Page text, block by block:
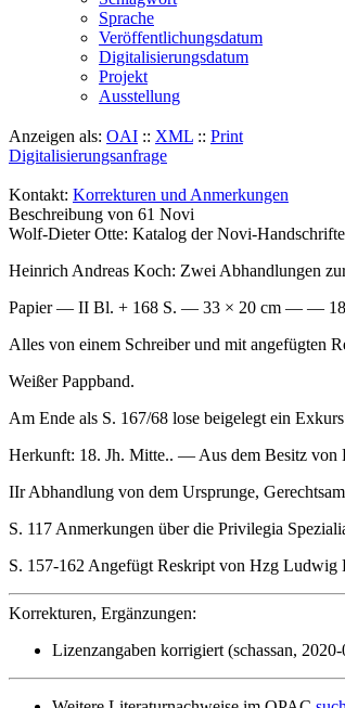
Sprache
Veröffentlichungsdatum
Digitalisierungsdatum
Projekt
Ausstellung
Anzeigen als: OAI :: XML :: Print
Digitalisierungsanfrage
Kontakt: Korrekturen und Anmerkungen
Beschreibung von 61 Novi
Wolf-Dieter Otte: Katalog der Novi-
Heinrich Andreas Koch: Zwei Abhandlungen
Papier — II Bl. + 168 S. — 33 × 20 cm — —
Alles von einem Schreiber und mit angefügten
Weißer Pappband.
Am Ende als S. 167/68 lose beigelegt ein
Herkunft: 18. Jh. Mitte.. — Aus dem Besitz von
IIr Abhandlung von dem Ursprunge,
S. 117 Anmerkungen über die Privilegia
S. 157-162 Angefügt Reskript von Hzg Ludwig
Korrekturen, Ergänzungen:
Lizenzangaben korrigiert (schassan,